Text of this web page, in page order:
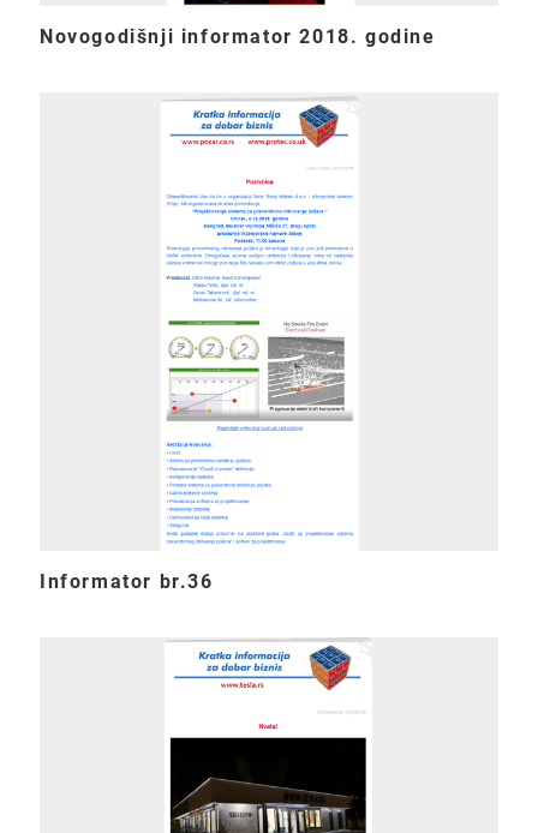
Novogodišnji informator 2018. godine
Informator br.36